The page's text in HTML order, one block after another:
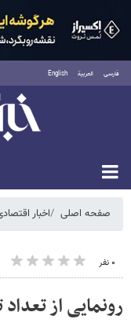
فارسی العربية English
شنبه ۱۷
صفحه اصلی اخبار
۰ نفر
رونمایی از